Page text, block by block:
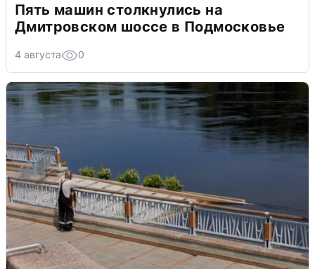
Пять машин столкнулись на
Дмитровском шоссе в Подмосковье
4 августа 0